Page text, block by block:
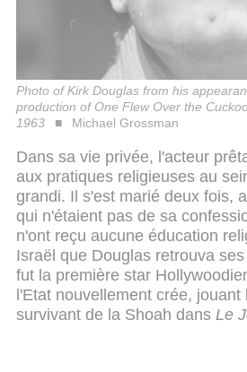
Photo of Kirk Douglas from his
production of One Flew Over the
1963
Michael Grossman
Dans sa vie privée, l'acteur
aux pratiques religieuses au
grandi. Il s'est marié deux fois,
qui n'étaient pas de sa
n'ont reçu aucune éducation
Israël que Douglas retrouva
fut la première star
l'Etat nouvellement crée, jouant
survivant de la Shoah dans Le